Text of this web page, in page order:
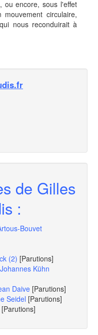
ou encore, sous l'effet
circulaire,
nous reconduirait à
de Gilles
:
Bouvet
(2) [Parutions]
Kühn
Daive [Parutions]
Seidel [Parutions]
[Parutions]